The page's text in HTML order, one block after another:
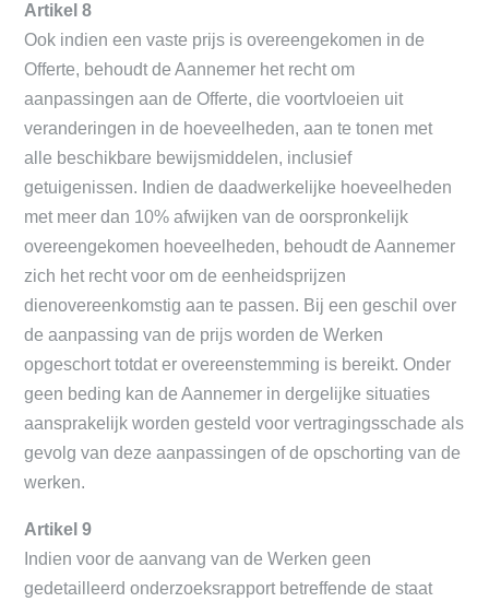
Artikel 8
Ook indien een vaste prijs is overeengekomen in de
Offerte, behoudt de Aannemer het recht om
aanpassingen aan de Offerte, die voortvloeien uit
veranderingen in de hoeveelheden, aan te tonen met
alle beschikbare bewijsmiddelen, inclusief
getuigenissen. Indien de daadwerkelijke hoeveelheden
met meer dan 10% afwijken van de oorspronkelijk
overeengekomen hoeveelheden, behoudt de Aannemer
zich het recht voor om de eenheidsprijzen
dienovereenkomstig aan te passen. Bij een geschil over
de aanpassing van de prijs worden de Werken
opgeschort totdat er overeenstemming is bereikt. Onder
geen beding kan de Aannemer in dergelijke situaties
aansprakelijk worden gesteld voor vertragingsschade als
gevolg van deze aanpassingen of de opschorting van de
werken.
Artikel 9
Indien voor de aanvang van de Werken geen
gedetailleerd onderzoeksrapport betreffende de staat